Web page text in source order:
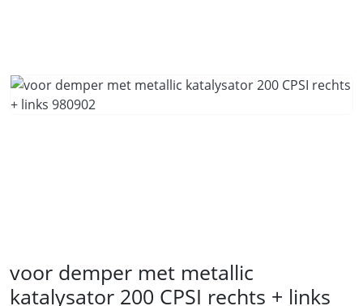
voor demper met metallic
katalysator 200 CPSI rechts + links